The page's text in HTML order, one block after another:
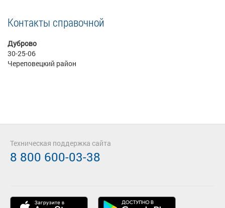
Контакты справочной
Дуброво
30-25-06
Череповецкий район
Техническая поддержка сайта
8 800 600-03-38